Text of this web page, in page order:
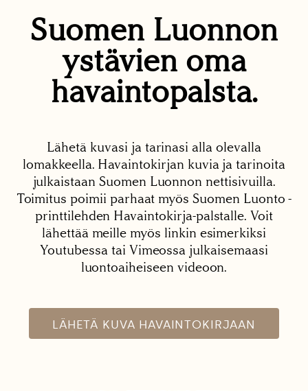
Suomen Luonnon
ystävien oma
havaintopalsta.
Lähetä kuvasi ja tarinasi alla olevalla
lomakkeella. Havaintokirjan kuvia ja tarinoita
julkaistaan Suomen Luonnon nettisivuilla.
Toimitus poimii parhaat myös Suomen Luonto -
printtilehden Havaintokirja-palstalle. Voit
lähettää meille myös linkin esimerkiksi
Youtubessa tai Vimeossa julkaisemaasi
luontoaiheiseen videoon.
LÄHETÄ KUVA HAVAINTOKIRJAAN